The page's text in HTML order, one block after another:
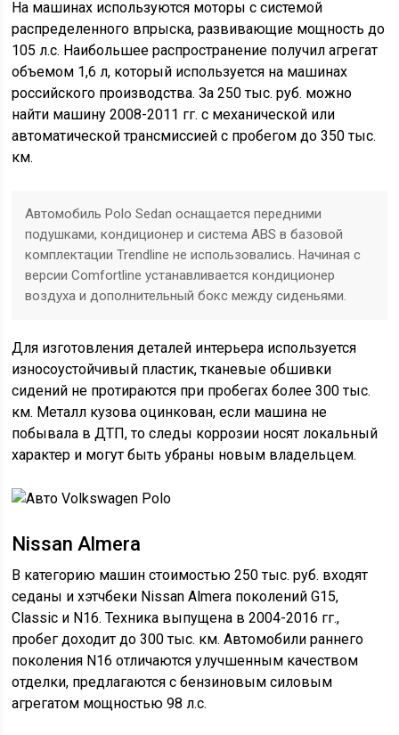
На машинах используются моторы с системой
распределенного впрыска, развивающие мощность до
105 л.с. Наибольшее распространение получил агрегат
объемом 1,6 л, который используется на машинах
российского производства. За 250 тыс. руб. можно
найти машину 2008-2011 гг. с механической или
автоматической трансмиссией с пробегом до 350 тыс.
км.
Автомобиль Polo Sedan оснащается передними
подушками, кондиционер и система ABS в базовой
комплектации Trendline не использовались. Начиная с
версии Comfortline устанавливается кондиционер
воздуха и дополнительный бокс между сиденьями.
Для изготовления деталей интерьера используется
износоустойчивый пластик, тканевые обшивки
сидений не протираются при пробегах более 300 тыс.
км. Металл кузова оцинкован, если машина не
побывала в ДТП, то следы коррозии носят локальный
характер и могут быть убраны новым владельцем.
Nissan Almera
В категорию машин стоимостью 250 тыс. руб. входят
седаны и хэтчбеки Nissan Almera поколений G15,
Classic и N16. Техника выпущена в 2004-2016 гг.,
пробег доходит до 300 тыс. км. Автомобили раннего
поколения N16 отличаются улучшенным качеством
отделки, предлагаются с бензиновым силовым
агрегатом мощностью 98 л.с.